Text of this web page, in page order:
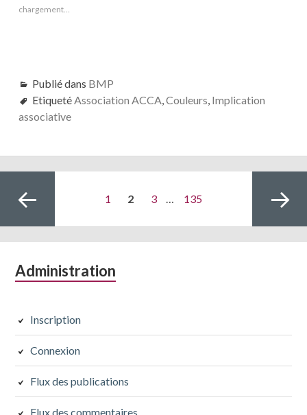
chargement…
Publié dans BMP
EtiquetéAssociation ACCA,Couleurs, Implication
associative
des
articles
Page
Page
1 PAGE
2 Page
3 … Page
135
Colonne
subsidiaire
Administration
Inscription
Connexion
Flux des publications
Flux des commentaires